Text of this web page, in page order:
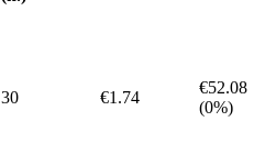
30 €1.74
€52.08
(0%)